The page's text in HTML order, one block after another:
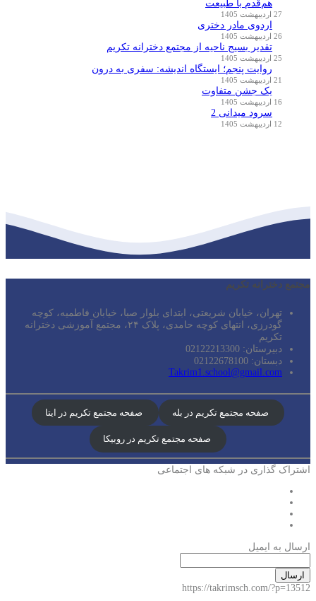
هم‌قدم با طبیعت
27 اردیبهشت 1405
اردوی مادر دختری
26 اردیبهشت 1405
تقدیر بسیج ناحیه از مجتمع دخترانه تکریم
25 اردیبهشت 1405
روایت پنجم؛ ایستگاه اندیشه: سفری به درون
21 اردیبهشت 1405
یک جشن متفاوت
16 اردیبهشت 1405
سرود میدانی 2
12 اردیبهشت 1405
مجتمع دخترانه تکریم
تهران، خیابان شریعتی، ابتدای بلوار صبا، خیابان فاطمیه، کوچه
گودرزی، انتهای کوچه حامدی، پلاک ۲۴، مجتمع آموزشی دخترانه
تکریم
دبیرستان: 02122213300
دبستان: 02122678100
Takrim1.school@gmail.com
صفحه مجتمع تکریم در بله صفحه مجتمع تکریم در ایتا
صفحه مجتمع تکریم در روبیکا
اشتراک گذاری در شبکه های اجتماعی
ارسال به ایمیل
ارسال
https://takrimsch.com/?p=13512